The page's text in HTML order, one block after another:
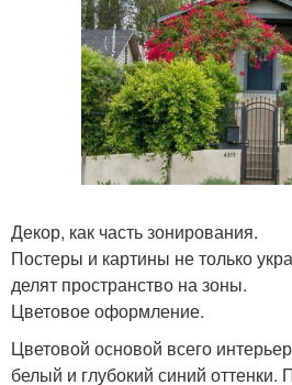
Декор, как часть зонирования.
Постеры и картины не только
делят пространство на зоны.
Цветовое оформление.
Цветовой основой всего
белый и глубокий синий оттенки.